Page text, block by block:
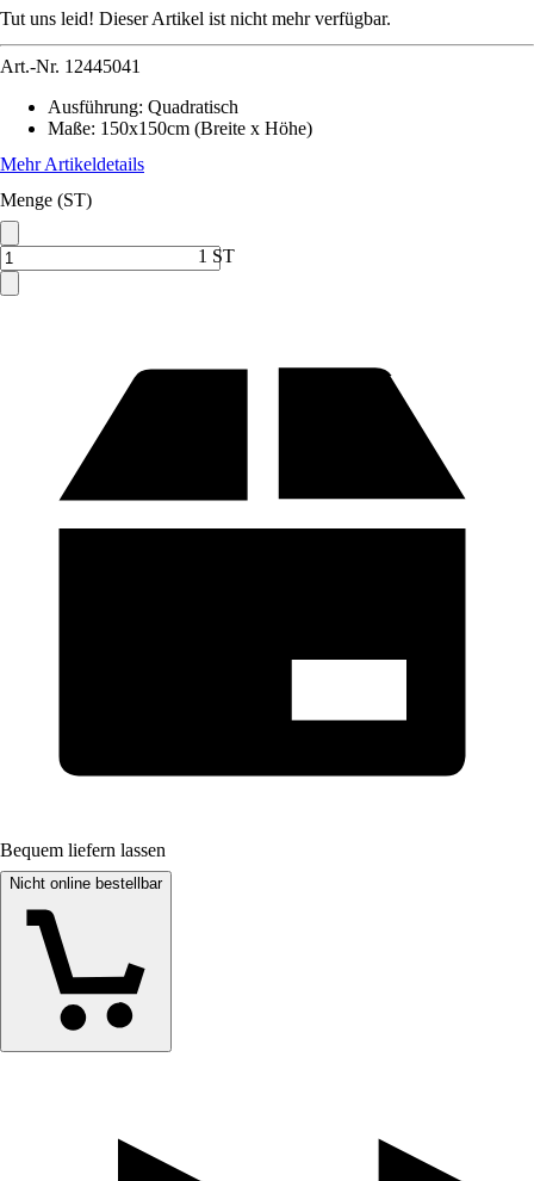
Tut uns leid! Dieser Artikel ist nicht mehr verfügbar.
Art.-Nr. 12445041
Ausführung: Quadratisch
Maße: 150x150cm (Breite x Höhe)
Mehr Artikeldetails
Menge (ST)
1 ST
Bequem liefern lassen
Nicht online bestellbar